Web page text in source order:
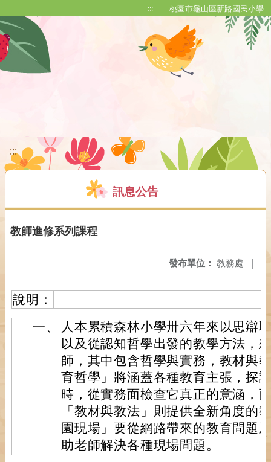
::: 桃園市龜山區新路國民小學
:::
訊息公告
教師進修系列課程
發布單位： 教務處 |
說明：
一、
人本累積森林小學卅六年來以思辯
以及從認知哲學出發的教學方法，
師，其中包含哲學與實務，教材與
育哲學」將涵蓋各種教育主張，探
時，從實務面檢查它真正的意涵，
「教材與教法」則提供全新角度的
園現場」要從網路帶來的教育問題
助老師解決各種現場問題。